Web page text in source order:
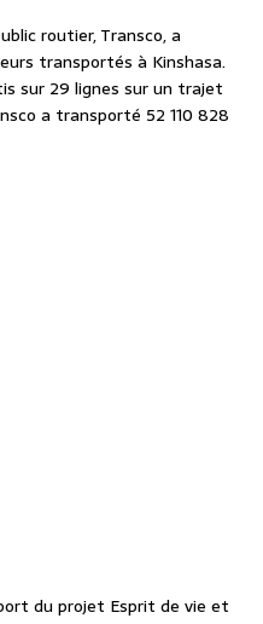
routier, Transco, a
transportés à Kinshasa.
sur 29 lignes sur un trajet
a transporté 52 110 828
du projet Esprit de vie et